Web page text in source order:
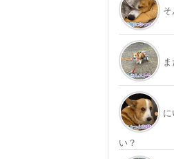
い？